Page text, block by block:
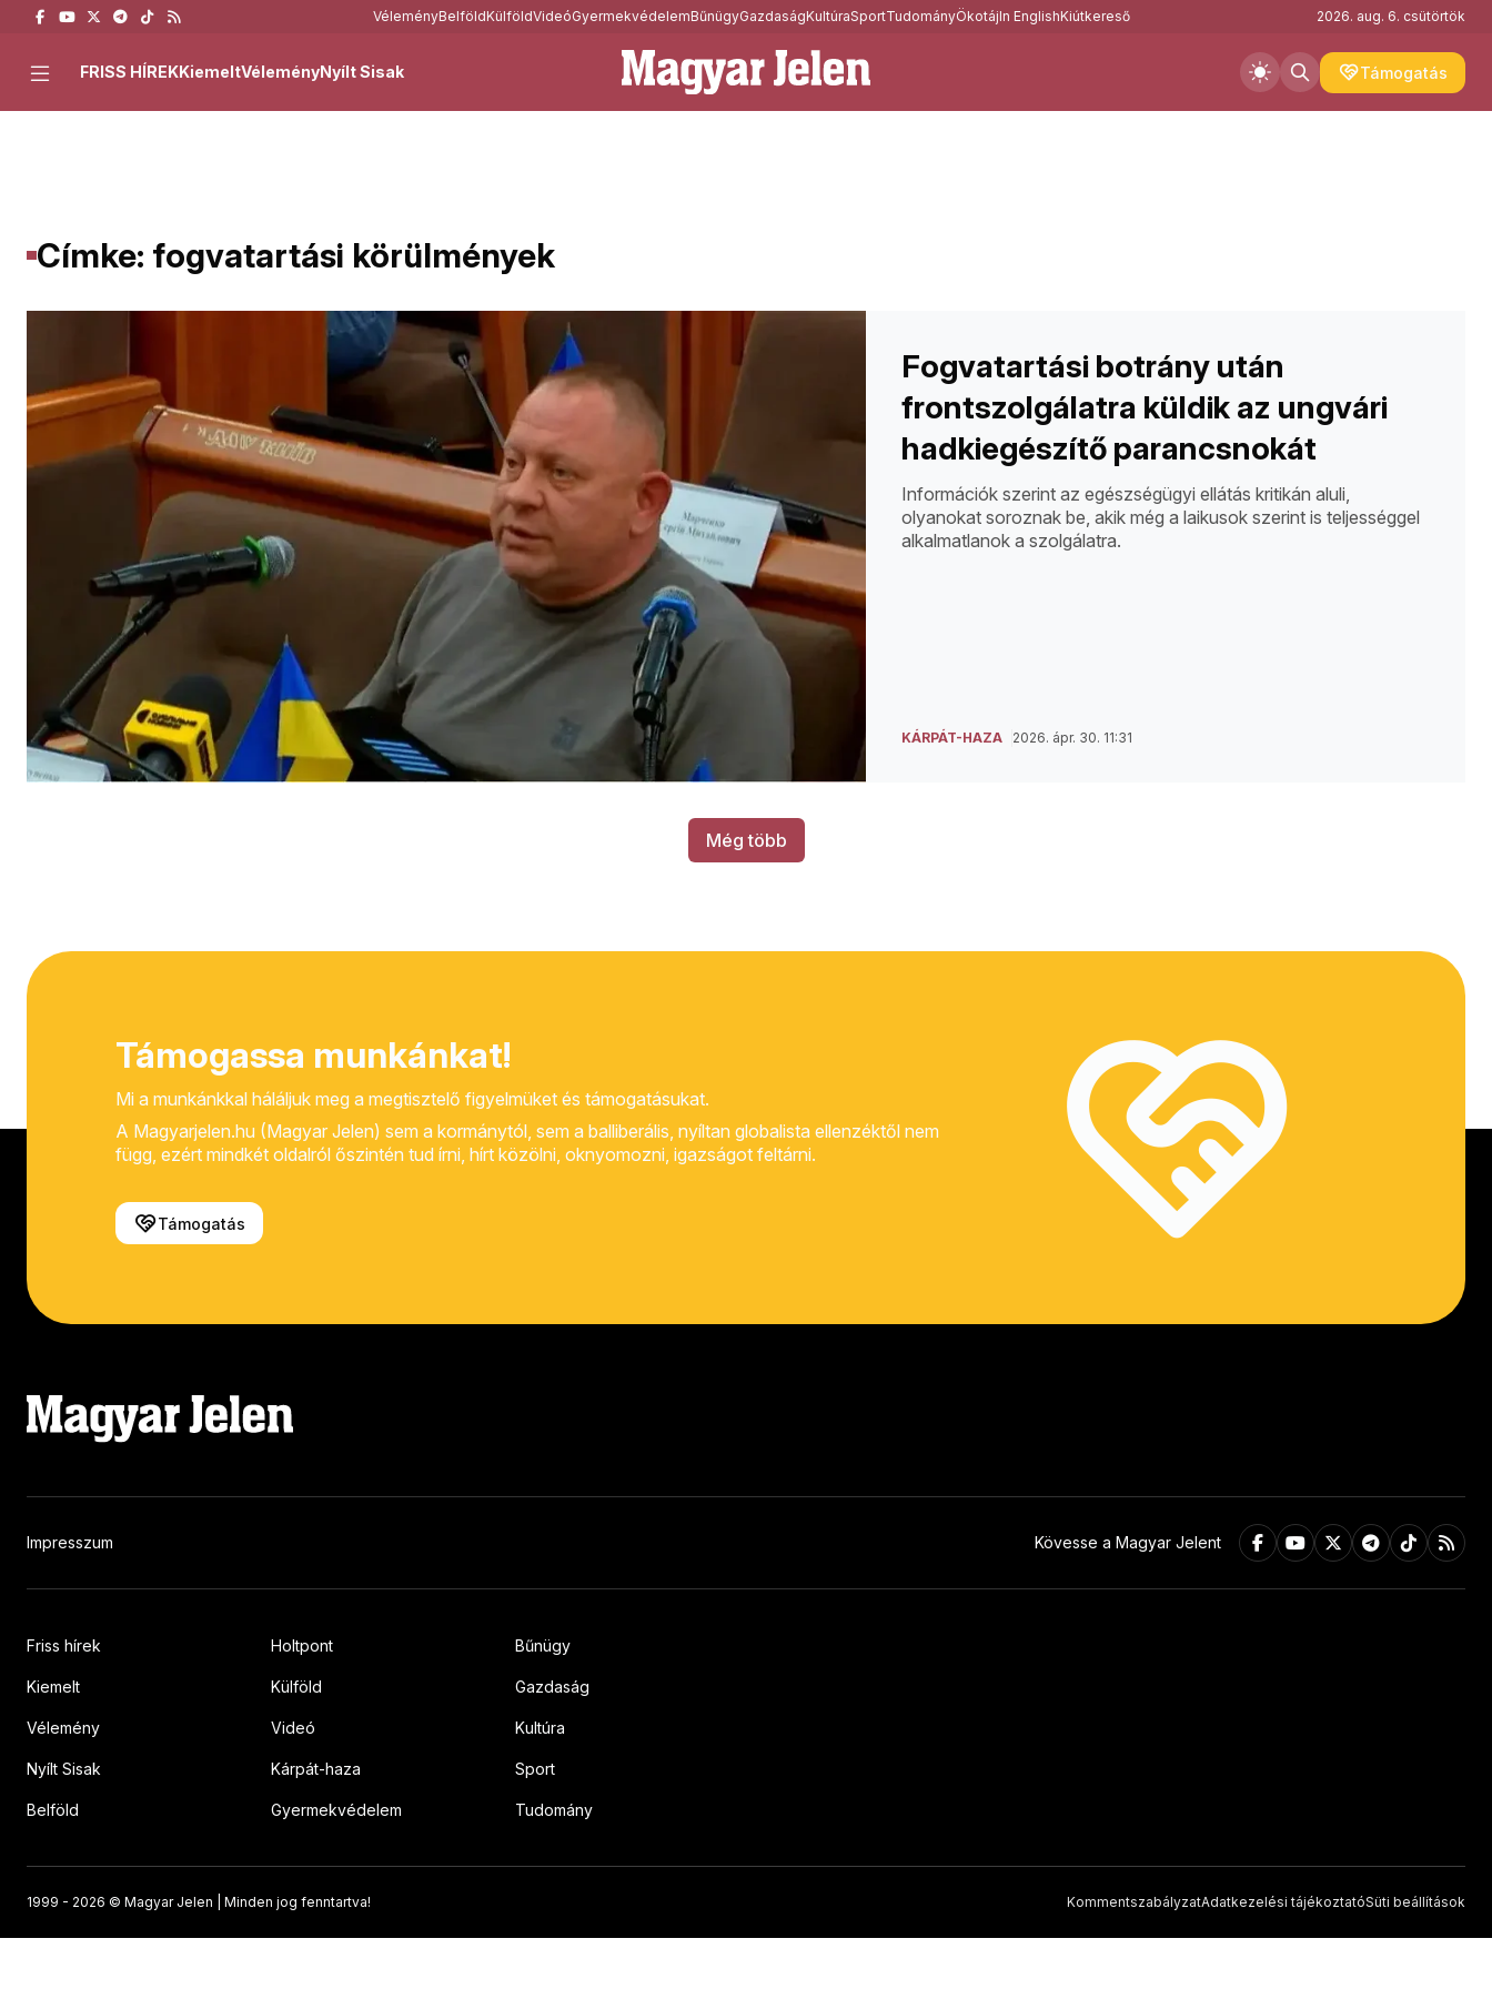
VéleményBelföldKülföldVideóGyermekvédelemBűnügyGazdaságKultúraSportTudományÖkotájIn EnglishKiútkereső 2026. aug. 6. csütörtök
Támogatás
FRISS HÍREKKiemeltVéleményNyílt Sisak
Címke: fogvatartási körülmények
Fogvatartási botrány után
frontszolgálatra küldik az ungvári
hadkiegészítő parancsnokát
Információk szerint az egészségügyi ellátás kritikán aluli,
olyanokat soroznak be, akik még a laikusok szerint is teljességgel
alkalmatlanok a szolgálatra.
KÁRPÁT-HAZA 2026. ápr. 30. 11:31
Még több
Támogassa munkánkat!
Mi a munkánkkal háláljuk meg a megtisztelő figyelmüket és támogatásukat.
A Magyarjelen.hu (Magyar Jelen) sem a kormánytól, sem a balliberális, nyíltan globalista ellenzéktől nem
függ, ezért mindkét oldalról őszintén tud írni, hírt közölni, oknyomozni, igazságot feltárni.
Támogatás
Impresszum Kövesse a Magyar Jelent
Friss hírek
Kiemelt
Vélemény
Nyílt Sisak
Belföld
Holtpont
Külföld
Videó
Kárpát-haza
Gyermekvédelem
Bűnügy
Gazdaság
Kultúra
Sport
Tudomány
1999 - 2026 © Magyar Jelen | Minden jog fenntartva! KommentszabályzatAdatkezelési tájékoztatóSüti beállítások